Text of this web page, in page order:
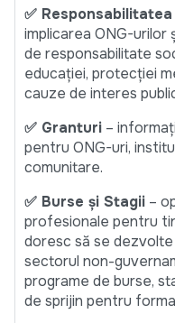
✅
implicarea ONG-urilor
de responsabilitate
educației, protecției
cauze de interes
✅ Granturi –
pentru ONG-uri,
comunitare.
✅ Burse și Stagii –
profesionale pentru
doresc să se
sectorul non-
programe de burse,
de sprijin pentru